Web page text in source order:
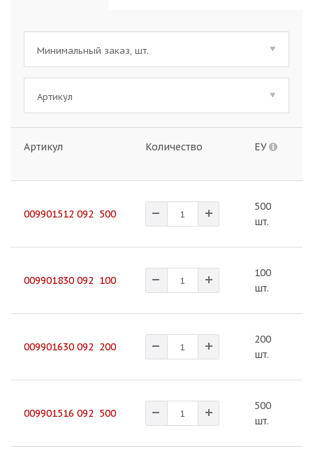
Минимальный заказ, шт.
Артикул
Артикул Количество ЕУ
009901512 092 500
500
шт.
009901830 092 100
100
шт.
009901630 092 200
200
шт.
009901516 092 500
500
шт.